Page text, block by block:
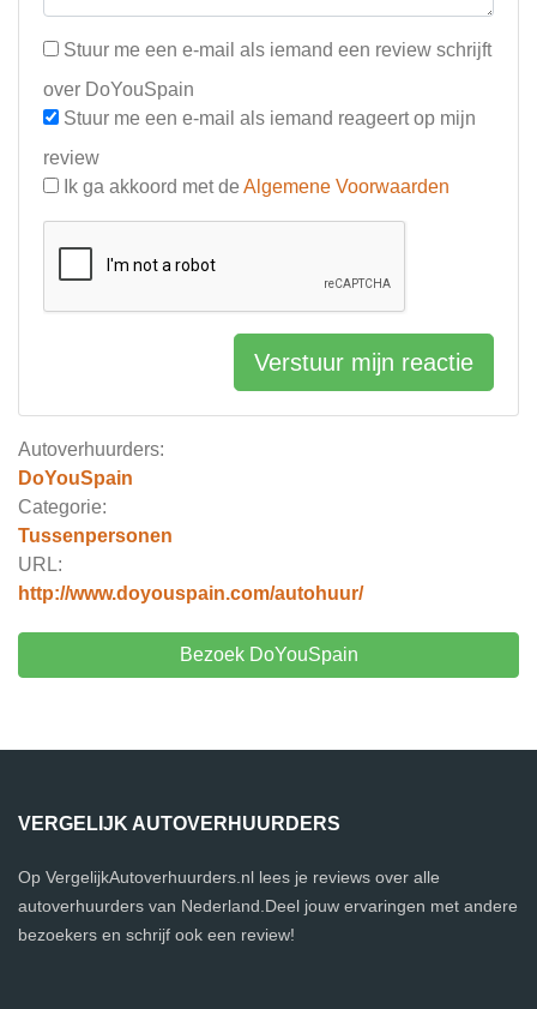
Autoverhuurders:
DoYouSpain
Categorie:
Tussenpersonen
URL:
http://www.doyouspain.com/autohuur/
Bezoek DoYouSpain
Stuur me een e-mail als iemand een review schrijft
over DoYouSpain
Stuur me een e-mail als iemand reageert op mijn
review
Ik ga akkoord met de Algemene Voorwaarden
Verstuur mijn reactie
VERGELIJK AUTOVERHUURDERS
Op VergelijkAutoverhuurders.nl lees je reviews over alle
autoverhuurders van Nederland.Deel jouw ervaringen met andere
bezoekers en schrijf ook een review!